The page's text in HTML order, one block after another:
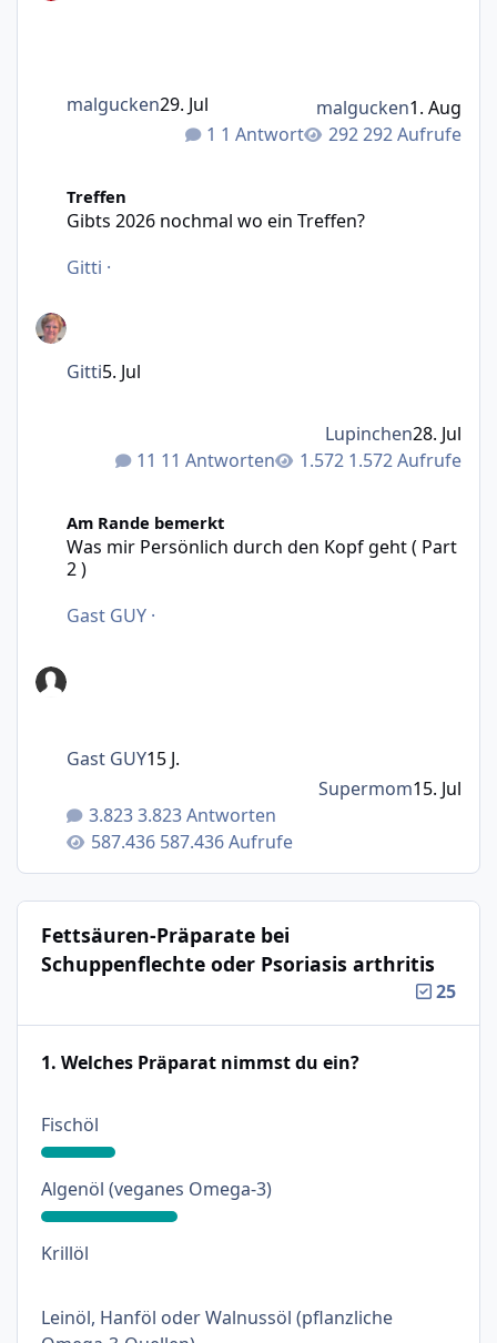
1 Antwort 292 Aufrufe
malgucken29. Jul malgucken1. Aug
Treffen
Gibts 2026 nochmal wo ein Treffen?
Gitti ·
11 Antworten 1.572 Aufrufe
Gitti5. Jul
Lupinchen28. Jul
Am Rande bemerkt
Was mir Persönlich durch den Kopf geht ( Part
2 )
Gast GUY ·
3.823 Antworten
587.436 Aufrufe
Gast GUY15 J.
Supermom15. Jul
Fettsäuren-Präparate bei
Schuppenflechte oder Psoriasis arthritis
25
1. Welches Präparat nimmst du ein?
Fischöl: 18%
Algenöl (veganes Omega-3): 33%
Krillöl: 0%
Leinöl, Hanföl oder Walnussöl (pflanzliche